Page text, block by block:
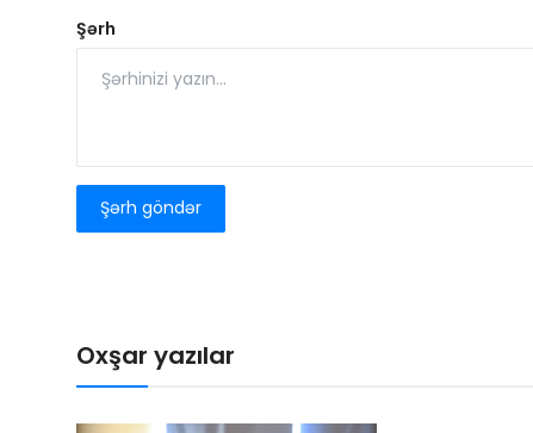
Şərh
Şərh göndər
Oxşar yazılar